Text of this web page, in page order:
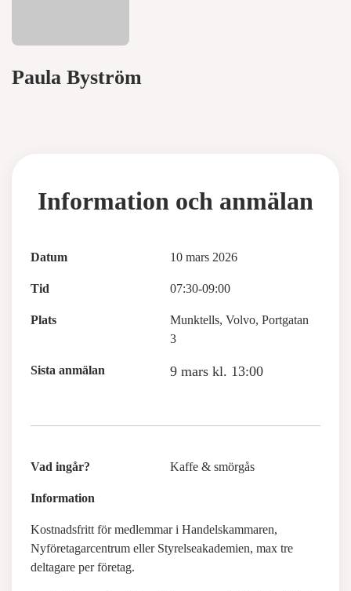
Paula Byström
Information och anmälan
Datum 10 mars 2026
Tid 07:30-09:00
Plats
Munktells, Volvo, Portgatan
3
Sista anmälan 9 mars kl. 13:00
Vad ingår? Kaffe & smörgås
Information
Kostnadsfritt för medlemmar i Handelskammaren,
Nyföretagarcentrum eller Styrelseakademien, max tre
deltagare per företag.